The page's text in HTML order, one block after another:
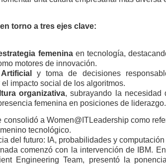
torno a tres ejes clave:
femeninaen tecnología,
motores de innovación.
y toma de decisiones
impacto social de los algoritmos.
organizativa, subrayando la necesidad
femenina en posiciones de liderazgo.
consolidó a Women@ITLeadership como
tecnológico.
del futuro: IA, probabilidades y
comenzó con la intervención de IBM.
Engineering Team, presentó la